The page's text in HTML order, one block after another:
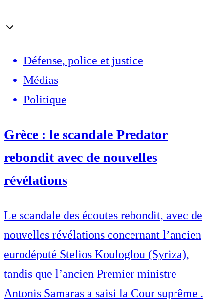
Défense, police et justice
Médias
Politique
Grèce : le scandale Predator
rebondit avec de nouvelles
révélations
Le scandale des écoutes rebondit, avec de
nouvelles révélations concernant l’ancien
eurodéputé Stelios Kouloglou (Syriza),
tandis que l’ancien Premier ministre
Antonis Samaras a saisi la Cour suprême .